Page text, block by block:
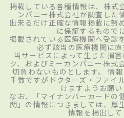
掲載している各種情報は、株式
ンパニー株式会社が調査した
出来るだけ正確な情報掲載に努
に保証するもので
掲載されている医療機関へ受診
必ず該当の医療機関に直
当サービスによって生じた損
ク、およびミーカンパニー株式
切負わないものとします。 情
手数ですがドクターズ・ファイ
けますようお願い
なお、「マイナンバーカードの
関」の情報につきましては、厚
情報を掲出して